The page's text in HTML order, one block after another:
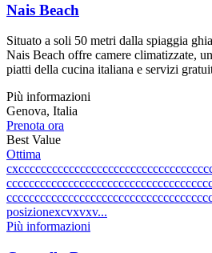
Nais Beach
Situato a soli 50 metri dalla spiaggia
Nais Beach offre camere climatizzate,
piatti della cucina italiana e servizi
Più informazioni
Genova, Italia
Prenota ora
Best Value
Ottima
posizionexcvxvxv...
Più informazioni